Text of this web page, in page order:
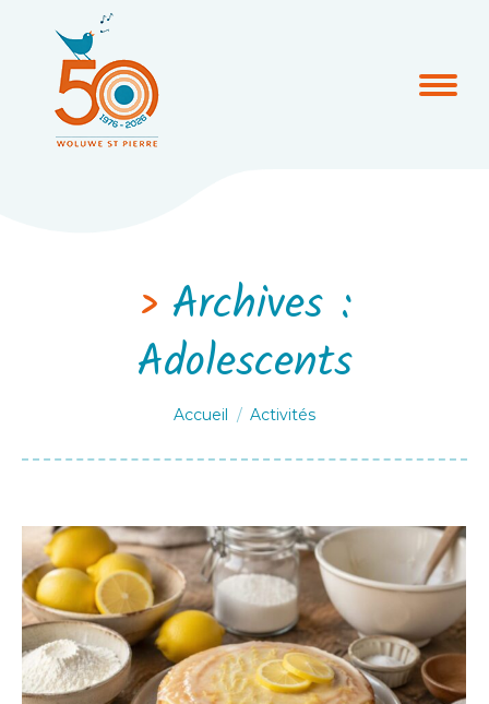
Archives :
Adolescents
Vous êtes ici :
Accueil Activités